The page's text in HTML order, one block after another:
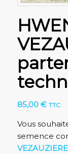
85,00 € TTC
Vous
semence
VEZAUZIERE